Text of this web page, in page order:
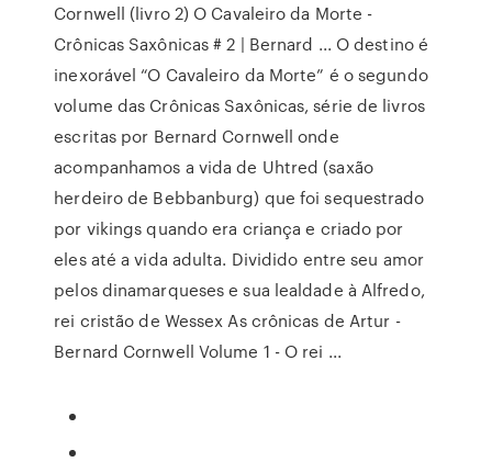
Cornwell (livro 2) O Cavaleiro da Morte -
Crônicas Saxônicas # 2 | Bernard ... O destino é
inexorável “O Cavaleiro da Morte” é o segundo
volume das Crônicas Saxônicas, série de livros
escritas por Bernard Cornwell onde
acompanhamos a vida de Uhtred (saxão
herdeiro de Bebbanburg) que foi sequestrado
por vikings quando era criança e criado por
eles até a vida adulta. Dividido entre seu amor
pelos dinamarqueses e sua lealdade à Alfredo,
rei cristão de Wessex As crônicas de Artur -
Bernard Cornwell Volume 1 - O rei ...